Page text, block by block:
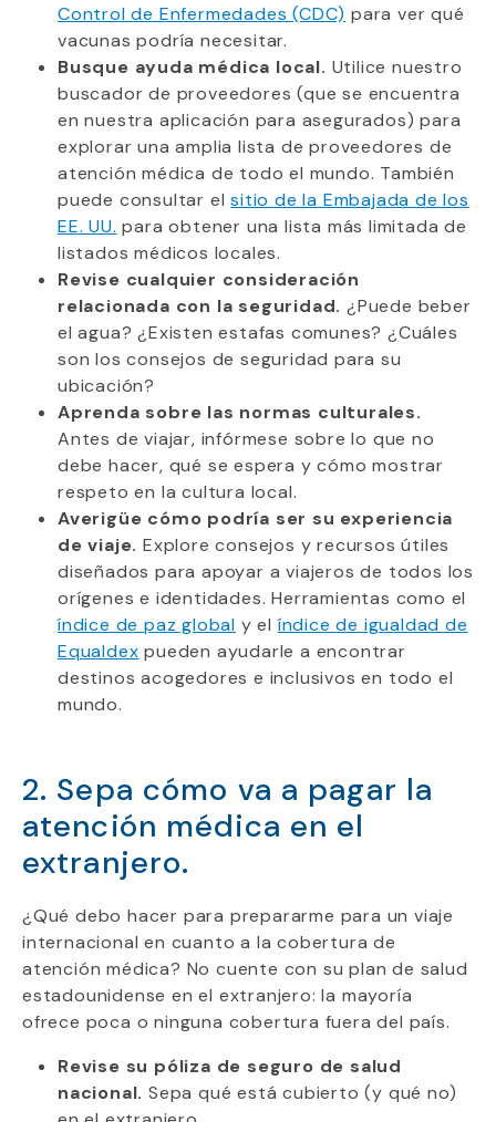
Control de Enfermedades (CDC) para ver qué
vacunas podría necesitar.
Busque ayuda médica local. Utilice nuestro
buscador de proveedores (que se encuentra
en nuestra aplicación para asegurados) para
explorar una amplia lista de proveedores de
atención médica de todo el mundo. También
puede consultar elsitio de la Embajada de los
EE. UU. para obtener una lista más limitada de
listados médicos locales.
Revise cualquier consideración
relacionada con la seguridad. ¿Puede beber
el agua? ¿Existen estafas comunes? ¿Cuáles
son los consejos de seguridad para su
ubicación?
Aprenda sobre las normas culturales.
Antes de viajar, infórmese sobre lo que no
debe hacer, qué se espera y cómo mostrar
respeto en la cultura local.
Averigüe cómo podría ser su experiencia
de viaje. Explore consejos y recursos útiles
diseñados para apoyar a viajeros de todos los
orígenes e identidades. Herramientas como el
índice de paz global y elíndice de igualdad de
Equaldex pueden ayudarle a encontrar
destinos acogedores e inclusivos en todo el
mundo.
2. Sepa cómo va a pagar la
atención médica en el
extranjero.
¿Qué debo hacer para prepararme para un viaje
internacional en cuanto a la cobertura de
atención médica? No cuente con su plan de salud
estadounidense en el extranjero: la mayoría
ofrece poca o ninguna cobertura fuera del país.
Revise su póliza de seguro de salud
nacional.Sepa qué está cubierto (y qué no)